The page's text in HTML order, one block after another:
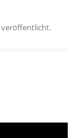
veröffentlicht.